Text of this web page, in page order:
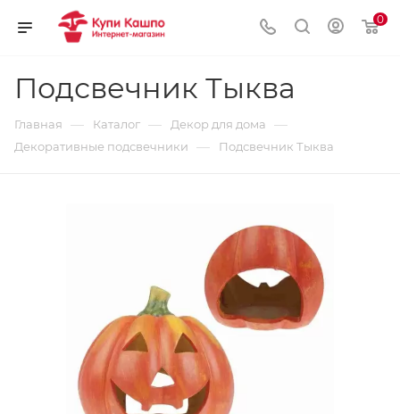
0
Подсвечник Тыква
Главная — Каталог — Декор для дома —
Декоративные подсвечники — Подсвечник Тыква